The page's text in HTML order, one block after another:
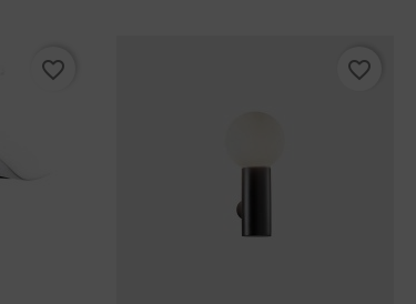
favorite_border favorite_border